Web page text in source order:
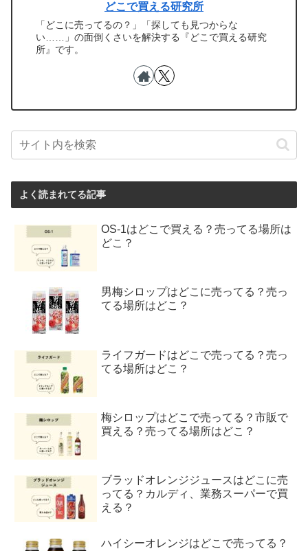
どこで買える研究所
「どこに売ってるの？」「探しても見つからな
い……」の面倒くさいを解決する『どこで買える研究
所』です。
よく読まれてる記事
OS-1はどこで買える？売ってる場所は
どこ？
男梅シロップはどこに売ってる？売っ
てる場所はどこ？
ライフガードはどこで売ってる？売っ
てる場所はどこ？
梅シロップはどこで売ってる？市販で
買える？売ってる場所はどこ？
ブラッドオレンジジュースはどこに売
ってる？カルディ、業務スーパーで買
える？
ハイシーオレンジはどこで売ってる？